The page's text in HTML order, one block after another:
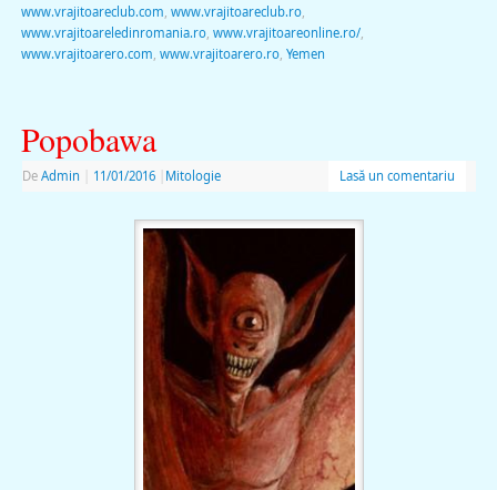
www.vrajitoareclub.com www.vrajitoareclub.ro,
www.vrajitoareledinromania.ro, www.vrajitoareonline.ro/,
www.vrajitoarero.com www.vrajitoarero.ro, Yemen
Popobawa
De Admin 11/01/2016 Mitologie Lasă un comentariu